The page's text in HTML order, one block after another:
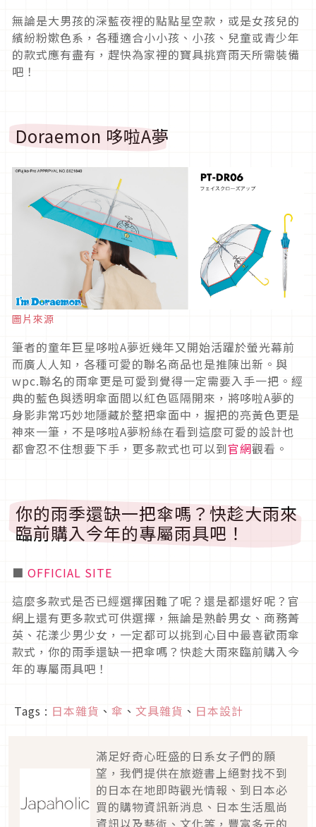
無論是大男孩的深藍夜裡的點點星空款，或是女孩兒的
繽紛粉嫰色系，各種適合小小孩、小孩、兒童或青少年
的款式應有盡有，趕快為家裡的寶具挑齊雨天所需裝備
吧！
Doraemon 哆啦A夢
圖片來源
筆者的童年巨星哆啦A夢近幾年又開始活躍於螢光幕前
而廣人人知，各種可愛的聯名商品也是推陳出新。與
wpc.聯名的雨傘更是可愛到覺得一定需要入手一把。經
典的藍色與透明傘面間以紅色區隔開來，將哆啦A夢的
身影非常巧妙地隱藏於整把傘面中，握把的亮黃色更是
神來一筆，不是哆啦A夢粉絲在看到這麼可愛的設計也
都會忍不住想要下手，更多款式也可以到官網觀看。
你的雨季還缺一把傘嗎？快趁大雨來
臨前購入今年的專屬雨具吧！
■ OFFICIAL SITE
這麼多款式是否已經選擇困難了呢？還是都還好呢？官
網上還有更多款式可供選擇，無論是熟齡男女、商務菁
英、花漾少男少女，一定都可以挑到心目中最喜歡雨傘
款式，你的雨季還缺一把傘嗎？快趁大雨來臨前購入今
年的專屬雨具吧！
Tags : 日本雜貨 、 傘 、 文具雜貨 、 日本設計
滿足好奇心旺盛的日系女子們的願
望，我們提供在旅遊書上絕對找不到
的日本在地即時觀光情報、到日本必
買的購物資訊新消息、日本生活風尚
資訊以及藝術、文化等，豐富多元的